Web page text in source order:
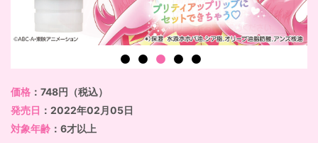
価格 ：748円（税込）
発売日 ：2022年02月05日
対象年齢 ：6才以上